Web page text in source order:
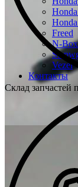
Freed
N-Box
Vezel
Контакты
Склад запчастей